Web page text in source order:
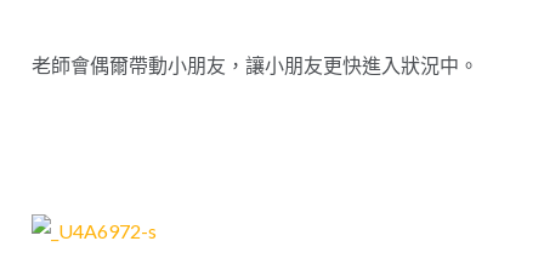
老師會偶爾帶動小朋友，讓小朋友更快進入狀況中。